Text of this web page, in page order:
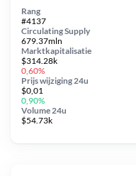
Circulating Supply
679.37mln
Prijs wijziging 24u
$0,01
0,90%
Marktkapitalisatie
$314.28k
0,60%
Volume 24u
$54.73k
Rang
#4137